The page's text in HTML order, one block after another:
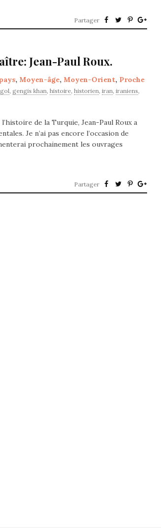
Partager
Jean-Paul Roux.
, Moyen-âge, Moyen-Orient, Proche
, gengis khan, histoire, historien, iran, iraniens,
de la Turquie, Jean-Paul Roux a
Je n’ai pas encore l’occasion de
prochainement les ouvrages
Partager